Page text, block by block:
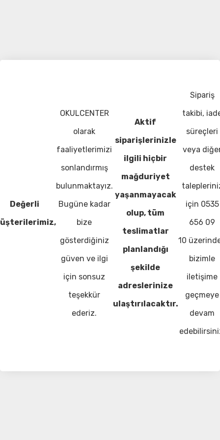
Değerli
OKULCENTER
olarak
faaliyetlerimizi
sonlandırmış
bulunmaktayız.
Bugüne kadar
bize
gösterdiğiniz
güven ve ilgi
için sonsuz
teşekkür
ederiz.
Aktif
siparişlerinizle
ilgili hiçbir
mağduriyet
yaşanmayacak
olup, tüm
teslimatlar
planlandığı
şekilde
adreslerinize
ulaştırılacaktır.
Sipariş
takibi,
süreçleri
veya
destek
için 0535
656 09
10
bizimle
iletişime
geçmeye
devam